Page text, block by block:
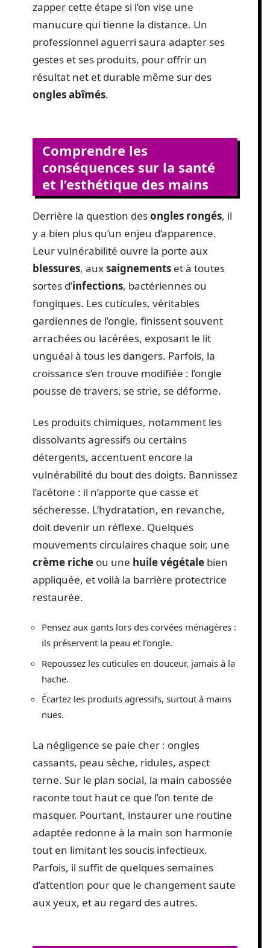
zapper cette étape si l’on vise une
manucure qui tienne la distance. Un
professionnel aguerri saura adapter ses
gestes et ses produits, pour offrir un
résultat net et durable même sur des
ongles abîmés.
Comprendre les
conséquences sur la santé
et l’esthétique des mains
Derrière la question desongles rongés, il
y a bien plus qu’un enjeu d’apparence.
Leur vulnérabilité ouvre la porte aux
blessures, auxsaignements et à toutes
sortes d’infections, bactériennes ou
fongiques. Les cuticules, véritables
gardiennes de l’ongle, finissent souvent
arrachées ou lacérées, exposant le lit
unguéal à tous les dangers. Parfois, la
croissance s’en trouve modifiée : l’ongle
pousse de travers, se strie, se déforme.
Les produits chimiques, notamment les
dissolvants agressifs ou certains
détergents, accentuent encore la
vulnérabilité du bout des doigts. Bannissez
l’acétone : il n’apporte que casse et
sécheresse. L’hydratation, en revanche,
doit devenir un réflexe. Quelques
mouvements circulaires chaque soir, une
crème riche ou une huile végétale bien
appliquée, et voilà la barrière protectrice
restaurée.
Pensez aux gants lors des corvées ménagères :
ils préservent la peau et l’ongle.
Repoussez les cuticules en douceur, jamais à la
hache.
Écartez les produits agressifs, surtout à mains
nues.
La négligence se paie cher : ongles
cassants, peau sèche, ridules, aspect
terne. Sur le plan social, la main cabossée
raconte tout haut ce que l’on tente de
masquer. Pourtant, instaurer une routine
adaptée redonne à la main son harmonie
tout en limitant les soucis infectieux.
Parfois, il suffit de quelques semaines
d’attention pour que le changement saute
aux yeux, et au regard des autres.